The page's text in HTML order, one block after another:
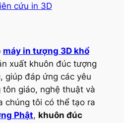
cứu in 3D
máy in tượng 3D khổ
xuất khuôn đúc tượng
giúp đáp ứng các yêu
giáo, nghệ thuật và
chúng tôi có thể tạo ra
Phật, khuôn đúc